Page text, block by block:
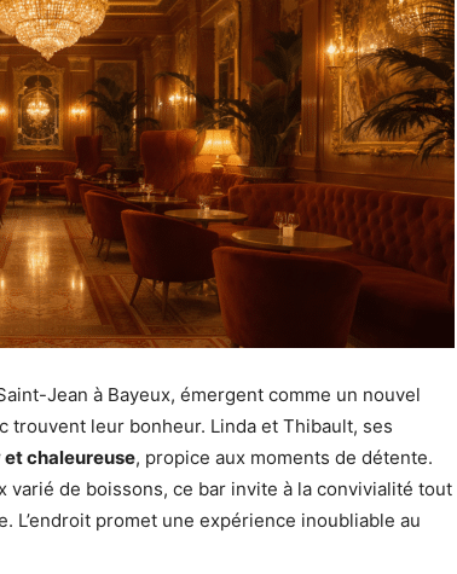
Jean à Bayeux, émergent comme un nouvel
trouvent leur bonheur. Linda et Thibault, ses
chaleureuse, propice aux moments de détente.
varié de boissons, ce bar invite à la convivialité tout
L’endroit promet une expérience inoubliable au